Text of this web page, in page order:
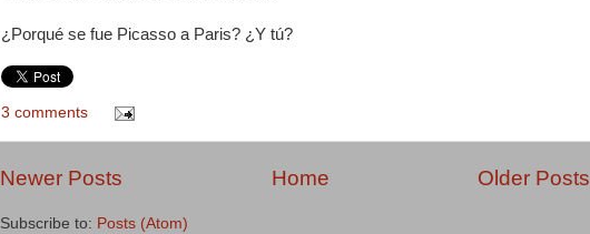
¿Porqué se fue Picasso a Paris? ¿Y tú?
3 comments
Newer Posts Older Posts
Home
Subscribe to: Posts (Atom)